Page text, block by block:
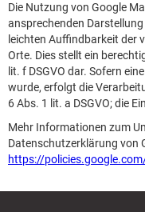
Die Nutzung von Google
ansprechenden
leichten Auffindbarkeit der
Orte. Dies stellt ein
lit. f DSGVO dar. Sofern
wurde, erfolgt die
6 Abs. 1 lit. a DSGVO; die
Mehr Informationen zum
Datenschutzerklärung von
https://